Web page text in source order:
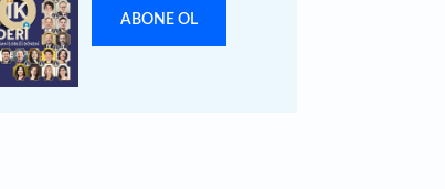
ABONE OL